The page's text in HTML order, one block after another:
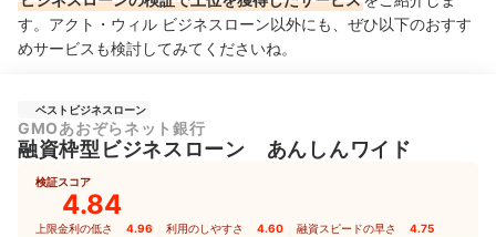
す。アクト・ウィル ビジネスローン以外にも、ぜひ以下のおすす
めサービスも検討してみてくださいね。
ベストビジネスローン
GMOあおぞらネット銀行
融資枠型ビジネスローン あんしんワイド
検証スコア
4.84
上限金利の低さ 4.96 利用のしやすさ 4.60 融資スピードの早さ 4.75